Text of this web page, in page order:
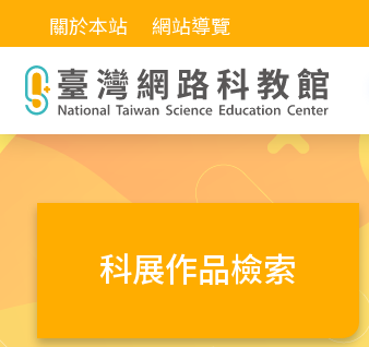
關於本站 網站導覽
科展作品檢索